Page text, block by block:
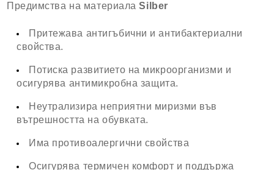
Предимства на материалаSilber
Притежава антигъбични и антибактериални
свойства.
Потиска развитието на микроорганизми и
осигурява антимикробна защита.
Неутрализира неприятни миризми във
вътрешността на обувката.
Има противоалергични свойства
Осигурява термичен комфорт и поддържа